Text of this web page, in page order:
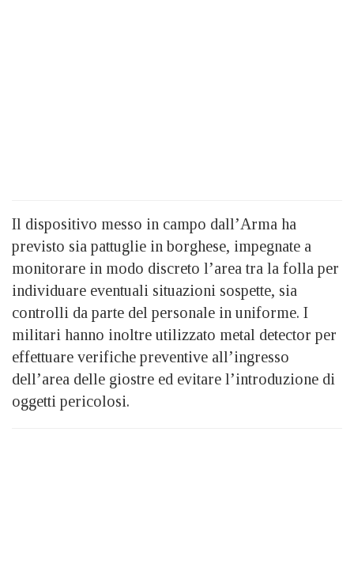
Il dispositivo messo in campo dall’Arma ha
previsto sia pattuglie in borghese, impegnate a
monitorare in modo discreto l’area tra la folla per
individuare eventuali situazioni sospette, sia
controlli da parte del personale in uniforme. I
militari hanno inoltre utilizzato metal detector per
effettuare verifiche preventive all’ingresso
dell’area delle giostre ed evitare l’introduzione di
oggetti pericolosi.